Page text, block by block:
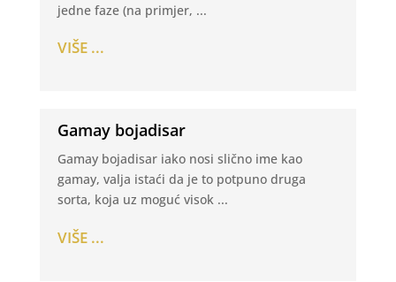
jedne faze (na primjer, ...
VIŠE ...
Gamay bojadisar
Gamay bojadisar iako nosi slično ime kao
gamay, valja istaći da je to potpuno druga
sorta, koja uz moguć visok ...
VIŠE ...